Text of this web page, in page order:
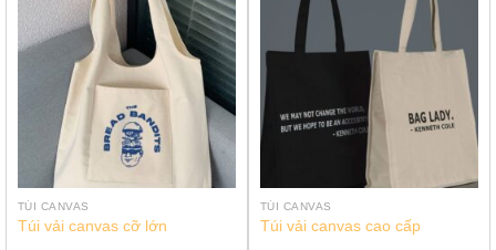
TÚI CANVAS
Túi vải canvas cỡ lớn
TÚI CANVAS
Túi vải canvas cao cấp